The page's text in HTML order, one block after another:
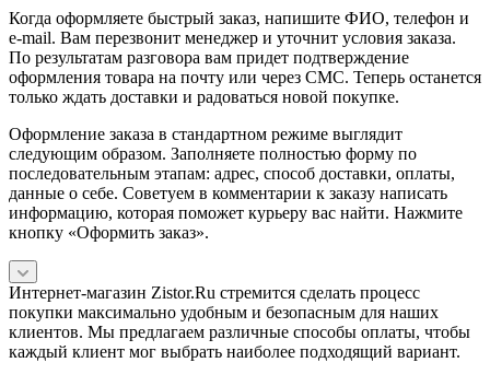
Когда оформляете быстрый заказ, напишите ФИО, телефон и
e-mail. Вам перезвонит менеджер и уточнит условия заказа.
По результатам разговора вам придет подтверждение
оформления товара на почту или через СМС. Теперь останется
только ждать доставки и радоваться новой покупке.
Оформление заказа в стандартном режиме выглядит
следующим образом. Заполняете полностью форму по
последовательным этапам: адрес, способ доставки, оплаты,
данные о себе. Советуем в комментарии к заказу написать
информацию, которая поможет курьеру вас найти. Нажмите
кнопку «Оформить заказ».
Интернет-магазин Zistor.Ru стремится сделать процесс
покупки максимально удобным и безопасным для наших
клиентов. Мы предлагаем различные способы оплаты, чтобы
каждый клиент мог выбрать наиболее подходящий вариант.